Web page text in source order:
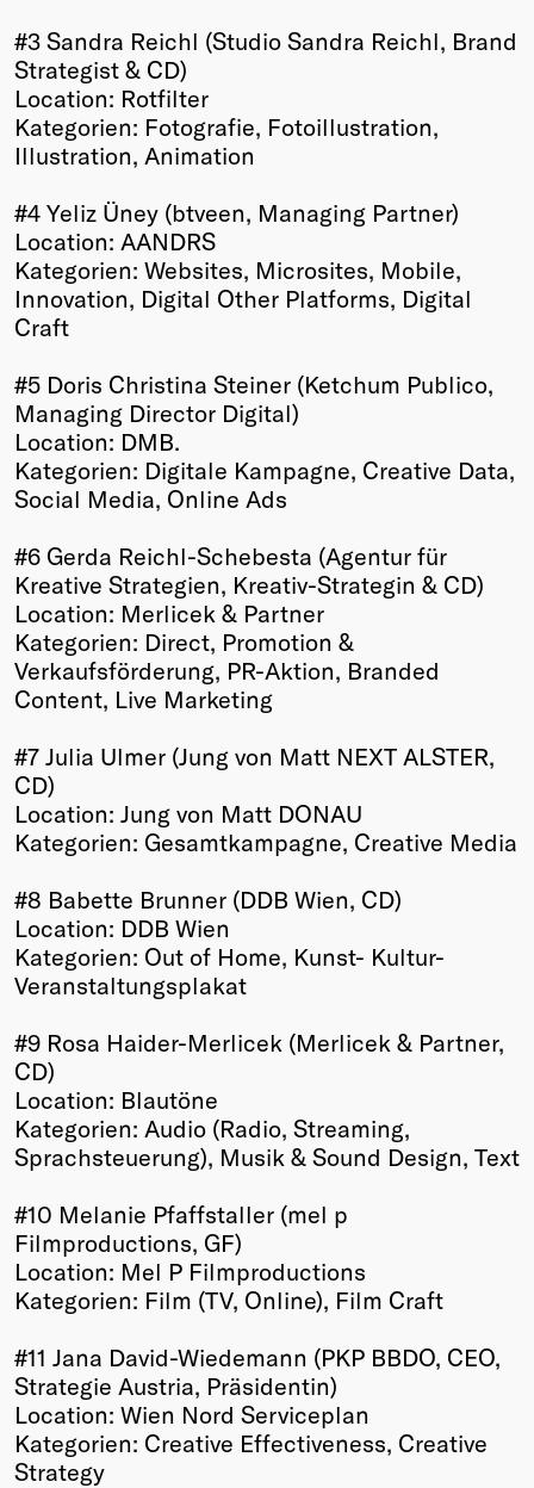
#3 Sandra Reichl (Studio Sandra Reichl, Brand
Strategist & CD)
Location: Rotfilter
Kategorien: Fotografie, Fotoillustration,
Illustration, Animation
#4 Yeliz Üney (btveen, Managing Partner)
Location: AANDRS
Kategorien: Websites, Microsites, Mobile,
Innovation, Digital Other Platforms, Digital
Craft
#5 Doris Christina Steiner (Ketchum Publico,
Managing Director Digital)
Location: DMB.
Kategorien: Digitale Kampagne, Creative Data,
Social Media, Online Ads
#6 Gerda Reichl-Schebesta (Agentur für
Kreative Strategien, Kreativ-Strategin & CD)
Location: Merlicek & Partner
Kategorien: Direct, Promotion &
Verkaufsförderung, PR-Aktion, Branded
Content, Live Marketing
#7 Julia Ulmer (Jung von Matt NEXT ALSTER,
CD)
Location: Jung von Matt DONAU
Kategorien: Gesamtkampagne, Creative Media
#8 Babette Brunner (DDB Wien, CD)
Location: DDB Wien
Kategorien: Out of Home, Kunst- Kultur-
Veranstaltungsplakat
#9 Rosa Haider-Merlicek (Merlicek & Partner,
CD)
Location: Blautöne
Kategorien: Audio (Radio, Streaming,
Sprachsteuerung), Musik & Sound Design, Text
#10 Melanie Pfaffstaller (mel p
Filmproductions, GF)
Location: Mel P Filmproductions
Kategorien: Film (TV, Online), Film Craft
#11 Jana David-Wiedemann (PKP BBDO, CEO,
Strategie Austria, Präsidentin)
Location: Wien Nord Serviceplan
Kategorien: Creative Effectiveness, Creative
Strategy